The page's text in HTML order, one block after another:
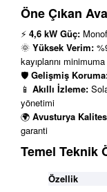
Öne Çıkan
⚡ 4,6 kW Güç:
🌞 Yüksek Verim:
kayıplarını
🛡️ Gelişmiş
📱 Akıllı İzleme:
yönetimi
🌍 Avusturya
garanti
Temel Teknik
Özellik